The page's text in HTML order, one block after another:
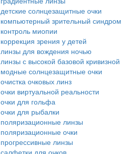
детские солнцезащитные очки
компьютерный зрительный синдром
контроль миопии
коррекция зрения у детей
линзы для вождения ночью
линзы с высокой базовой кривизной
модные солнцезащитные очки
очистка очковых линз
очки виртуальной реальности
очки для гольфа
очки для рыбалки
поляризационные линзы
поляризационные очки
прогрессивные линзы